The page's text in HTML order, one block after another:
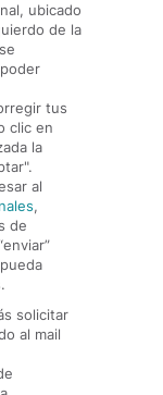
ubicado
de la
tus
clic en
la
al
,
de
solicitar
al mail